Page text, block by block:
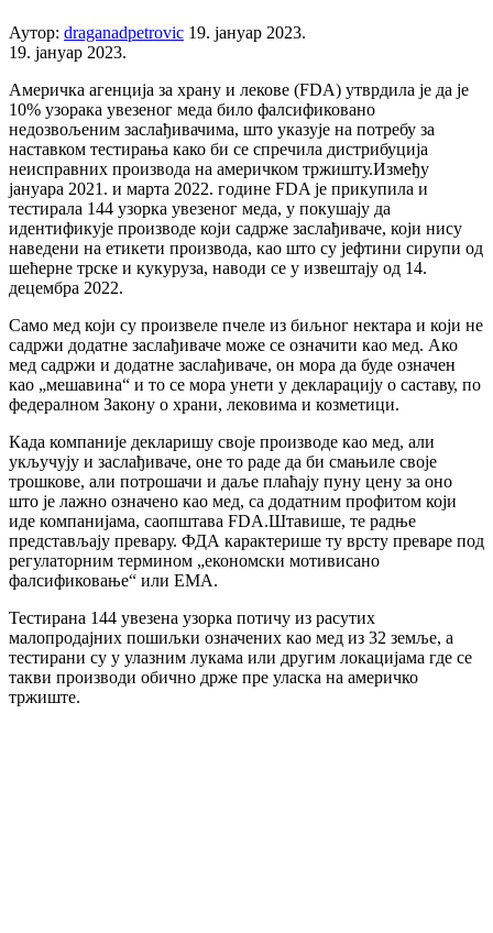
Аутор: draganadpetrovic 19. јануар 2023.
19. јануар 2023.
Америчка агенција за храну и лекове (FDA) утврдила је да је
10% узорака увезеног меда било фалсификовано
недозвољеним заслађивачима, што указује на потребу за
наставком тестирања како би се спречила дистрибуција
неисправних производа на америчком тржишту.Између
јануара 2021. и марта 2022. године FDA је прикупила и
тестирала 144 узорка увезеног меда, у покушају да
идентификује производе који садрже заслађиваче, који нису
наведени на етикети производа, као што су јефтини сирупи од
шећерне трске и кукуруза, наводи се у извештају од 14.
децембра 2022.
Само мед који су произвеле пчеле из биљног нектара и који не
садржи додатне заслађиваче може се означити као мед. Ако
мед садржи и додатне заслађиваче, он мора да буде означен
као „мешавина“ и то се мора унети у декларацију о саставу, по
федералном Закону о храни, лековима и козметици.
Када компаније декларишу своје производе као мед, али
укључују и заслађиваче, оне то раде да би смањиле своје
трошкове, али потрошачи и даље плаћају пуну цену за оно
што је лажно означено као мед, са додатним профитом који
иде компанијама, саопштава FDA.Штавише, те радње
представљају превару. ФДА карактерише ту врсту преваре под
регулаторним термином „економски мотивисано
фалсификовање“ или ЕМА.
Тестирана 144 увезена узорка потичу из расутих
малопродајних пошиљки означених као мед из 32 земље, а
тестирани су у улазним лукама или другим локацијама где се
такви производи обично држе пре уласка на америчко
тржиште.